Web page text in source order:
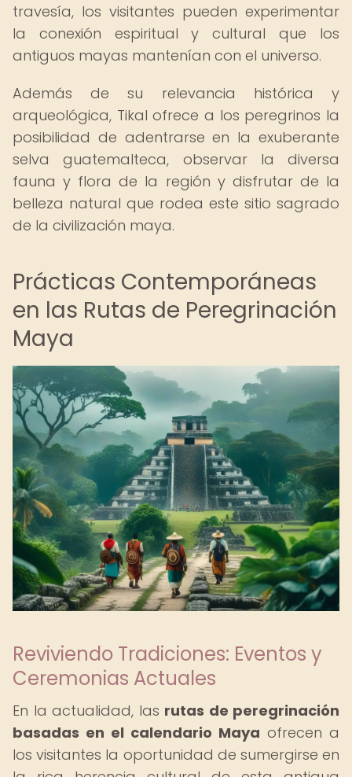
travesía, los visitantes pueden experimentar
la conexión espiritual y cultural que los
antiguos mayas mantenían con el universo.
Además de su relevancia histórica y
arqueológica, Tikal ofrece a los peregrinos la
posibilidad de adentrarse en la exuberante
selva guatemalteca, observar la diversa
fauna y flora de la región y disfrutar de la
belleza natural que rodea este sitio sagrado
de la civilización maya.
Prácticas Contemporáneas
en las Rutas de Peregrinación
Maya
Reviviendo Tradiciones: Eventos y
Ceremonias Actuales
En la actualidad, las rutas de peregrinación
basadas en el calendario Maya ofrecen a
los visitantes la oportunidad de sumergirse en